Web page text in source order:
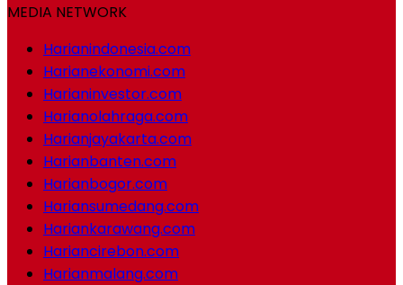
MEDIA NETWORK
Harianindonesia.com
Harianekonomi.com
Harianinvestor.com
Harianolahraga.com
Harianjayakarta.com
Harianbanten.com
Harianbogor.com
Hariansumedang.com
Hariankarawang.com
Hariancirebon.com
Harianmalang.com